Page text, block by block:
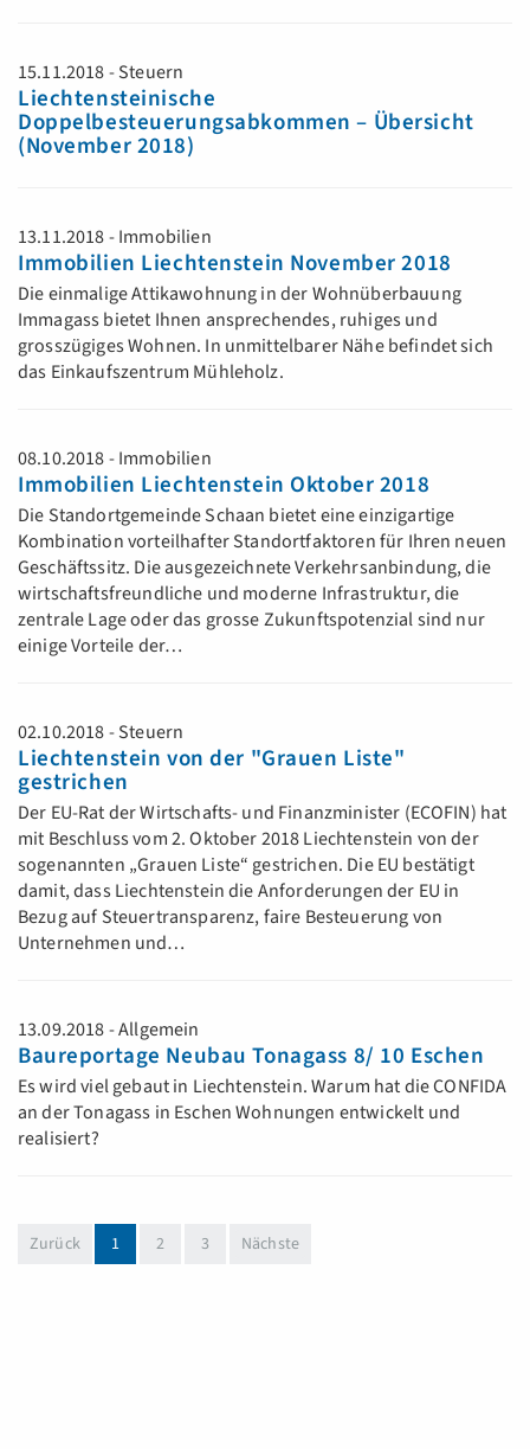
15.11.2018 - Steuern
Liechtensteinische
Doppelbesteuerungsabkommen – Übersicht
(November 2018)
13.11.2018 - Immobilien
Immobilien Liechtenstein November 2018
Die einmalige Attikawohnung in der Wohnüberbauung
Immagass bietet Ihnen ansprechendes, ruhiges und
grosszügiges Wohnen. In unmittelbarer Nähe befindet sich
das Einkaufszentrum Mühleholz.
08.10.2018 - Immobilien
Immobilien Liechtenstein Oktober 2018
Die Standortgemeinde Schaan bietet eine einzigartige
Kombination vorteilhafter Standortfaktoren für Ihren neuen
Geschäftssitz. Die ausgezeichnete Verkehrsanbindung, die
wirtschaftsfreundliche und moderne Infrastruktur, die
zentrale Lage oder das grosse Zukunftspotenzial sind nur
einige Vorteile der…
02.10.2018 - Steuern
Liechtenstein von der "Grauen Liste"
gestrichen
Der EU-Rat der Wirtschafts- und Finanzminister (ECOFIN) hat
mit Beschluss vom 2. Oktober 2018 Liechtenstein von der
sogenannten „Grauen Liste“ gestrichen. Die EU bestätigt
damit, dass Liechtenstein die Anforderungen der EU in
Bezug auf Steuertransparenz, faire Besteuerung von
Unternehmen und…
13.09.2018 - Allgemein
Baureportage Neubau Tonagass 8/ 10 Eschen
Es wird viel gebaut in Liechtenstein. Warum hat die CONFIDA
an der Tonagass in Eschen Wohnungen entwickelt und
realisiert?
Zurück 1(aktuell)
2 3 Nächste